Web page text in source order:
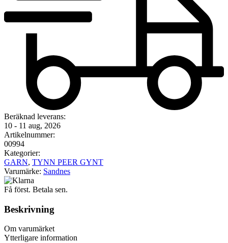
Beräknad leverans:
10 - 11 aug, 2026
Artikelnummer:
00994
Kategorier:
GARN, TYNN PEER GYNT
Varumärke: Sandnes
Få först. Betala sen.
Beskrivning
Om varumärket
Ytterligare information